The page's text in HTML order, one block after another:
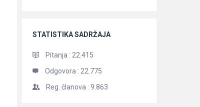
STATISTIKA SADRŽAJA
Pitanja : 22.415
Odgovora : 22.775
Reg. članova : 9.863